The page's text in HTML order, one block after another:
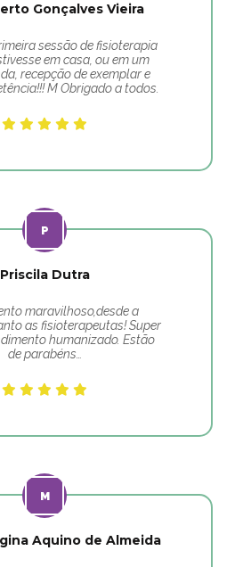
Gonçalves Vieira
sessão de fisioterapia
em casa, ou em um
recepção de exemplar e
M Obrigado a todos.
Priscila Dutra
maravilhoso,desde a
as fisioterapeutas! Super
humanizado. Estão
de parabéns…
Aquino de Almeida